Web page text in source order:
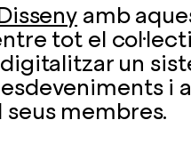
amb
tot el
un
i
membres.